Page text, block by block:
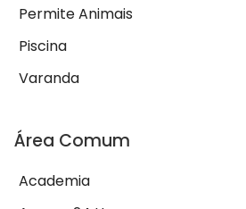
Permite Animais
Piscina
Varanda
Área Comum
Academia